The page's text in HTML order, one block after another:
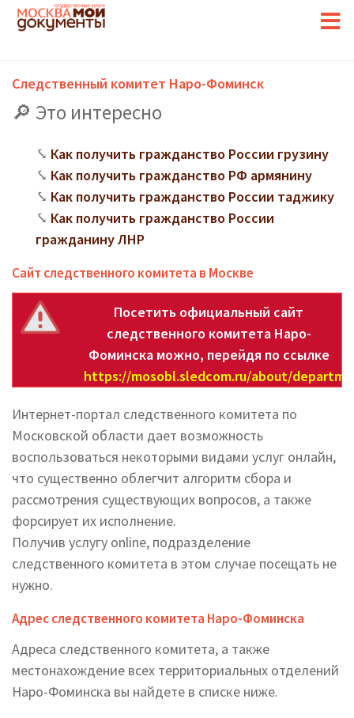
Следственный комитет Наро-Фоминск
Это интересно
Как получить гражданство России грузину
Как получить гражданство РФ армянину
Как получить гражданство России таджику
Как получить гражданство России
гражданину ЛНР
Сайт следственного комитета в Москве
Посетить официальный сайт
следственного комитета Наро-
Фоминска можно, перейдя по ссылке
https://mosobl.sledcom.ru/about/
Интернет-портал следственного комитета по
Московской области дает возможность
воспользоваться некоторыми видами услуг онлайн,
что существенно облегчит алгоритм сбора и
рассмотрения существующих вопросов, а также
форсирует их исполнение.
Получив услугу online, подразделение
следственного комитета в этом случае посещать не
нужно.
Адрес следственного комитета Наро-Фоминска
Адреса следственного комитета, а также
местонахождение всех территориальных отделений
Наро-Фоминска вы найдете в списке ниже.